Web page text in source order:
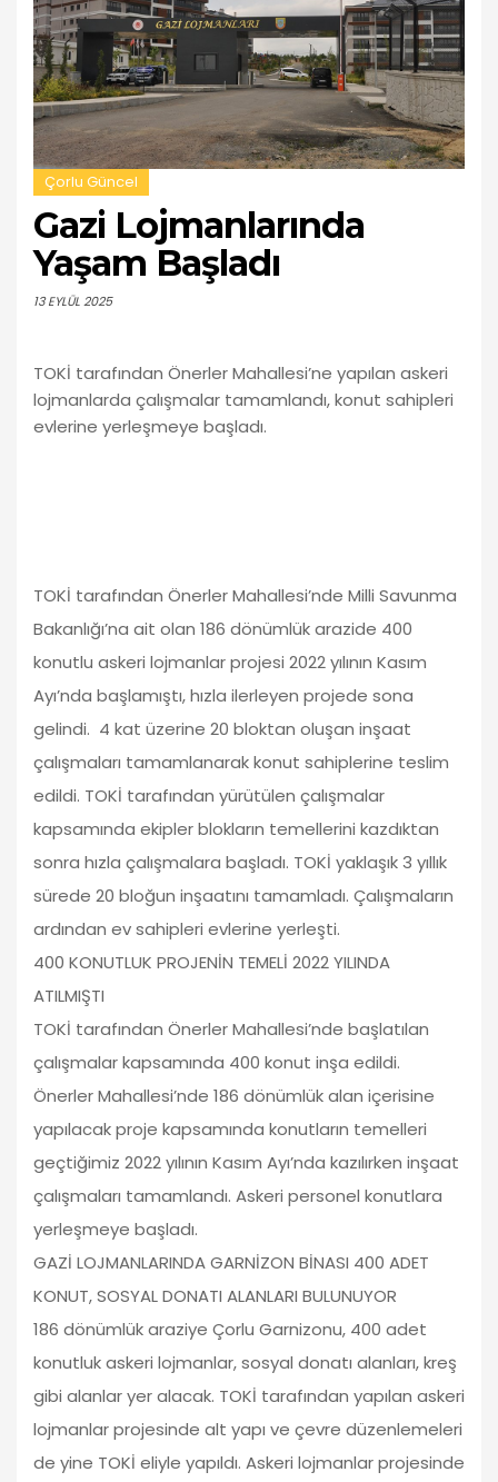
Çorlu Güncel
Gazi Lojmanlarında
Yaşam Başladı
13 EYLÜL 2025
TOKİ tarafından Önerler Mahallesi’ne yapılan askeri
lojmanlarda çalışmalar tamamlandı, konut sahipleri
evlerine yerleşmeye başladı.
TOKİ tarafından Önerler Mahallesi’nde Milli Savunma
Bakanlığı’na ait olan 186 dönümlük arazide 400
konutlu askeri lojmanlar projesi 2022 yılının Kasım
Ayı’nda başlamıştı, hızla ilerleyen projede sona
gelindi. 4 kat üzerine 20 bloktan oluşan inşaat
çalışmaları tamamlanarak konut sahiplerine teslim
edildi. TOKİ tarafından yürütülen çalışmalar
kapsamında ekipler blokların temellerini kazdıktan
sonra hızla çalışmalara başladı. TOKİ yaklaşık 3 yıllık
sürede 20 bloğun inşaatını tamamladı. Çalışmaların
ardından ev sahipleri evlerine yerleşti.
400 KONUTLUK PROJENİN TEMELİ 2022 YILINDA
ATILMIŞTI
TOKİ tarafından Önerler Mahallesi’nde başlatılan
çalışmalar kapsamında 400 konut inşa edildi.
Önerler Mahallesi’nde 186 dönümlük alan içerisine
yapılacak proje kapsamında konutların temelleri
geçtiğimiz 2022 yılının Kasım Ayı’nda kazılırken inşaat
çalışmaları tamamlandı. Askeri personel konutlara
yerleşmeye başladı.
GAZİ LOJMANLARINDA GARNİZON BİNASI 400 ADET
KONUT, SOSYAL DONATI ALANLARI BULUNUYOR
186 dönümlük araziye Çorlu Garnizonu, 400 adet
konutluk askeri lojmanlar, sosyal donatı alanları, kreş
gibi alanlar yer alacak. TOKİ tarafından yapılan askeri
lojmanlar projesinde alt yapı ve çevre düzenlemeleri
de yine TOKİ eliyle yapıldı. Askeri lojmanlar projesinde